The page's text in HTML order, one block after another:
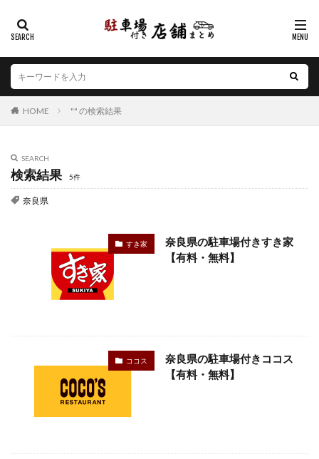
HOME "" の検索結果
SEARCH
検索結果 5件
奈良県
すき家
奈良県の駐車場付きすき家
【有料・無料】
ココス
奈良県の駐車場付きココス
【有料・無料】
カテゴリー
エリア
北海道 青森県
埼玉県
山梨県
岐阜県
島根県 岡山県 広島県
山口県
徳島県
香川県 高知県
佐賀県
長崎県